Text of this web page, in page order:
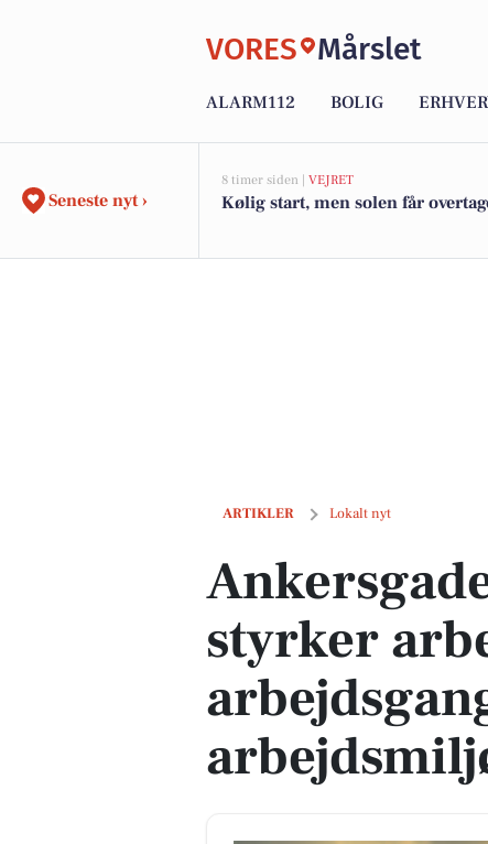
VORES Mårslet
ALARM112 BOLIG
Seneste nyt ›
8 timer siden | VEJRET
Kølig start, men solen får
ARTIKLER Lokalt nyt
Ankersgade plejehjem styrker
styrker